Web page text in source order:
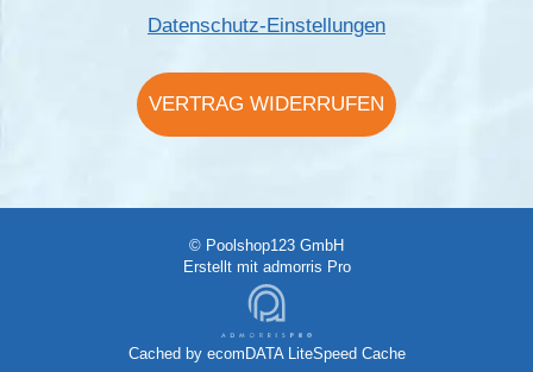
Datenschutz-Einstellungen
VERTRAG WIDERRUFEN
© Poolshop123 GmbH
Erstellt mit admorris Pro
Cached by ecomDATA LiteSpeed Cache